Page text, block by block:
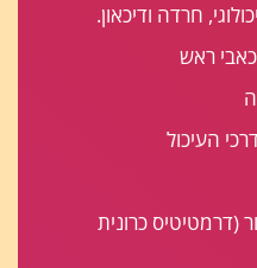
חרדה ודיכאון.
ראש
העיכול
(דרמטיטיס כרונית